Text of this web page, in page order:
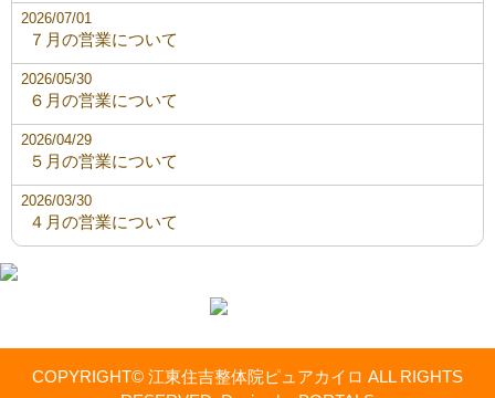
７月の営業について
2026/07/01
６月の営業について
2026/05/30
５月の営業について
2026/04/29
４月の営業について
2026/03/30
COPYRIGHT© 江東住吉整体院ピュアカイロ ALL RIGHTS